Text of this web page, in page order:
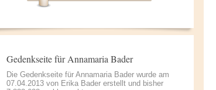
Gedenkseite für Annamaria Bader
Die Gedenkseite für Annamaria Bader wurde am
07.04.2013 von Erika Bader erstellt und bisher